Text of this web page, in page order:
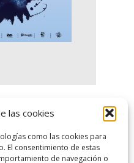
las cookies
como las cookies para
El consentimiento de estas
de navegación o